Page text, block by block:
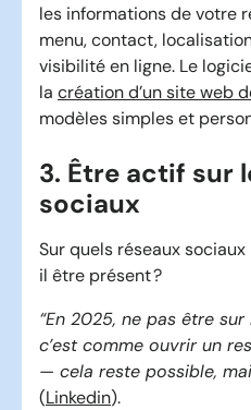
les informations de votre
menu, contact,
visibilité en ligne. Le
la création d’un site web
modèles simples et
3. Être actif sur
sociaux
Sur quels réseaux
il être présent ?
“En 2025, ne pas être
c’est comme ouvrir un
— cela reste possible,
(Linkedin).